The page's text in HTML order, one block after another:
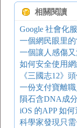
相關閱讀
Google 社會化
一個網民眼里
一個讓人感傷
如何安全使用網
《三國志12》
一份支付寶離
隕石含DNA成
科學家發現只